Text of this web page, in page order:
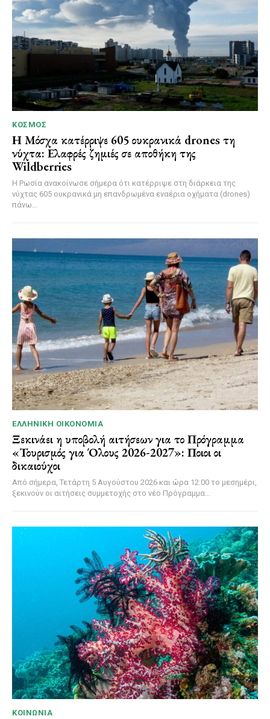
ΚΌΣΜΟΣ
Η Μόσχα κατέρριψε 605 ουκρανικά drones τη
νύχτα: Ελαφρές ζημιές σε αποθήκη της
Wildberries
Η Ρωσία ανακοίνωσε σήμερα ότι κατέρριψε στη διάρκεια της
νύχτας 605 ουκρανικά μη επανδρωμένα εναέρια οχήματα (drones)
πάνω...
ΕΛΛΗΝΙΚΉ ΟΙΚΟΝΟΜΊΑ
Ξεκινάει η υποβολή αιτήσεων για το Πρόγραμμα
«Τουρισμός για Όλους 2026-2027»: Ποιοι οι
δικαιούχοι
Από σήμερα, Τετάρτη 5 Αυγούστου 2026 και ώρα 12:00 το μεσημέρι,
ξεκινούν οι αιτήσεις συμμετοχής στο νέο Πρόγραμμα...
ΚΟΙΝΩΝΊΑ